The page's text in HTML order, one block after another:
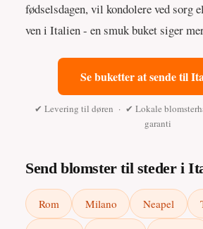
fødselsdagen, vil kondolere ved sorg
ven i Italien - en smuk buket siger
Se buketter at sende til
✔ Levering til døren · ✔ Lokale
garanti
Send blomster til steder i
Rom Milano Neapel